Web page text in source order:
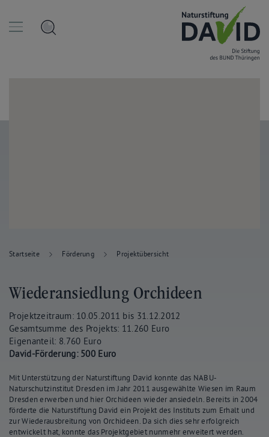
Startseite Förderung Projektübersicht
Wiederansiedlung Orchideen
Projektzeitraum: 10.05.2011 bis 31.12.2012
Gesamtsumme des Projekts: 11.260 Euro
Eigenanteil: 8.760 Euro
David-Förderung: 500 Euro
Mit Unterstützung der Naturstiftung David konnte das NABU-
Naturschutzinstitut Dresden im Jahr 2011 ausgewählte Wiesen im Raum
Dresden erwerben und hier Orchideen wieder ansiedeln. Bereits in 2004
förderte die Naturstiftung David ein Projekt des Instituts zum Erhalt und
zur Wiederausbreitung von Orchideen. Da sich dies sehr erfolgreich
entwickelt hat, konnte das Projektgebiet nunmehr erweitert werden.